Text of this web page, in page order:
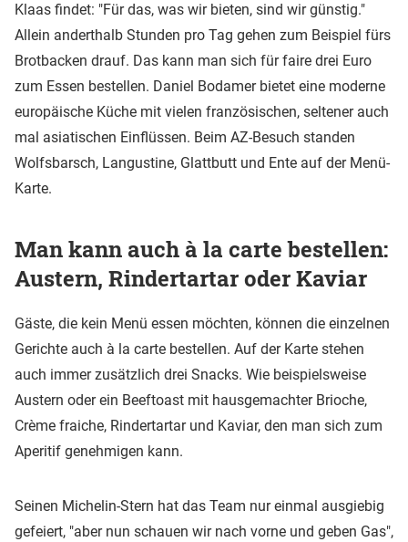
Klaas findet: "Für das, was wir bieten, sind wir günstig."
Allein anderthalb Stunden pro Tag gehen zum Beispiel fürs
Brotbacken drauf. Das kann man sich für faire drei Euro
zum Essen bestellen. Daniel Bodamer bietet eine moderne
europäische Küche mit vielen französischen, seltener auch
mal asiatischen Einflüssen. Beim AZ-Besuch standen
Wolfsbarsch, Langustine, Glattbutt und Ente auf der Menü-
Karte.
Man kann auch à la carte bestellen:
Austern, Rindertartar oder Kaviar
Gäste, die kein Menü essen möchten, können die einzelnen
Gerichte auch à la carte bestellen. Auf der Karte stehen
auch immer zusätzlich drei Snacks. Wie beispielsweise
Austern oder ein Beeftoast mit hausgemachter Brioche,
Crème fraiche, Rindertartar und Kaviar, den man sich zum
Aperitif genehmigen kann.
Seinen Michelin-Stern hat das Team nur einmal ausgiebig
gefeiert, "aber nun schauen wir nach vorne und geben Gas",